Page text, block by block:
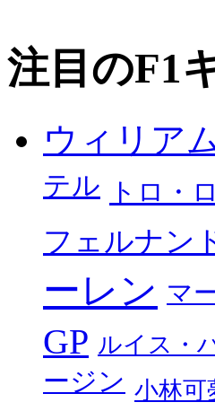
注目のF1
ウィリア
テル トロ・
フェルナン
ーレン マ
GP ルイス・
ージン 小林可